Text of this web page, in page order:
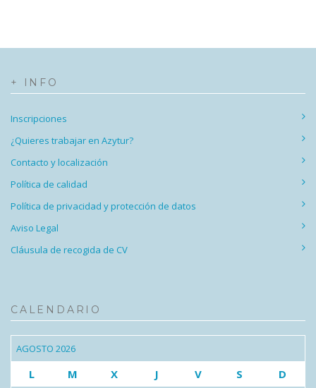
+ INFO
Inscripciones
¿Quieres trabajar en Azytur?
Contacto y localización
Política de calidad
Política de privacidad y protección de datos
Aviso Legal
Cláusula de recogida de CV
CALENDARIO
AGOSTO 2026
L M X J V S D